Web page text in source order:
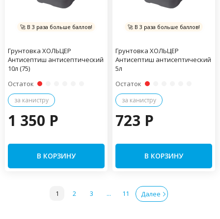
🚀 В 3 раза больше баллов!
Грунтовка ХОЛЬЦЕР
Антисептиш антисептический
10л (75)
Остаток
за канистру
1 350 P
В КОРЗИНУ
🚀 В 3 раза больше баллов!
Грунтовка ХОЛЬЦЕР
Антисептиш антисептический
5л
Остаток
за канистру
723 P
В КОРЗИНУ
1 2 3 ... 11 Далее